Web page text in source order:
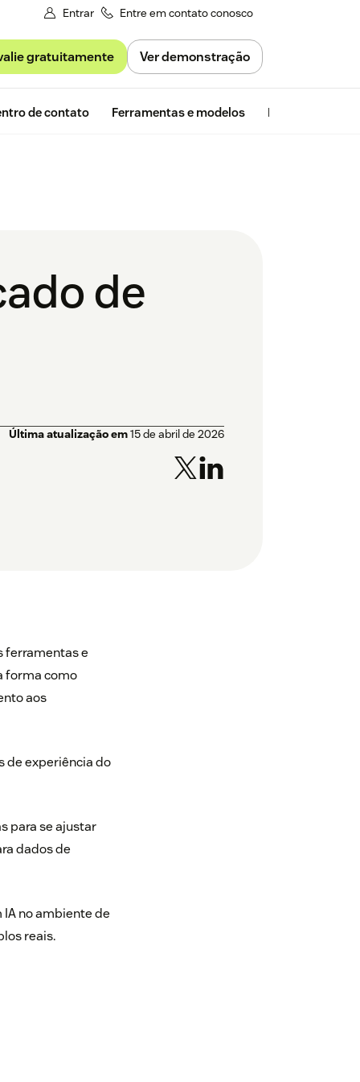
Entrar Entre em contato conosco
gratuitamente Ver demonstração
de contato Ferramentas e modelos Insights da
de
Última atualização em15 de abril de 2026
ferramentas e
forma como
aos
de experiência do
para se ajustar
dados de
no ambiente de
reais.